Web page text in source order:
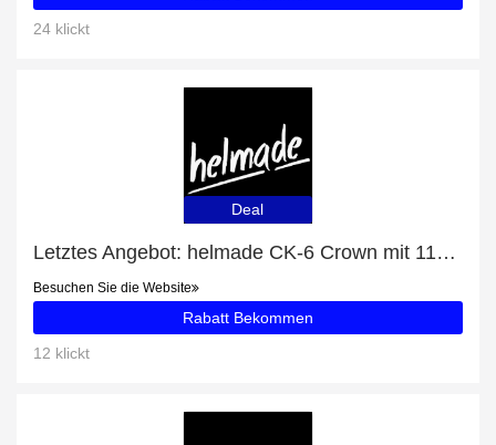
24 klickt
Deal
Letztes Angebot: helmade CK-6 Crown mit 11% Rabatt
Besuchen Sie die Website
Rabatt Bekommen
12 klickt